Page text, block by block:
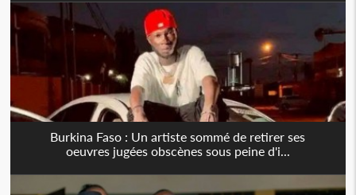
Burkina Faso : Un artiste sommé de retirer ses
oeuvres jugées obscènes sous peine d'i...